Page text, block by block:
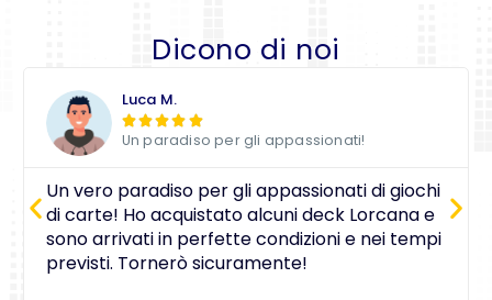
Dicono di noi
Luca M.
 
Un paradiso per gli appassionati!
Un vero paradiso per gli appassionati di giochi
di carte! Ho acquistato alcuni deck Lorcana e
sono arrivati in perfette condizioni e nei tempi
previsti. Tornerò sicuramente!